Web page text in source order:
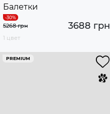
Балетки
3688 грн
5268 грн
1 цвет
PREMIUM